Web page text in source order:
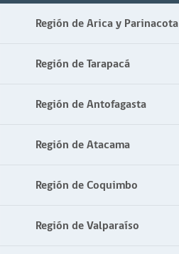
Región de Arica y Parinacota
Región de Tarapacá
Región de Antofagasta
Región de Atacama
Región de Coquimbo
Región de Valparaíso